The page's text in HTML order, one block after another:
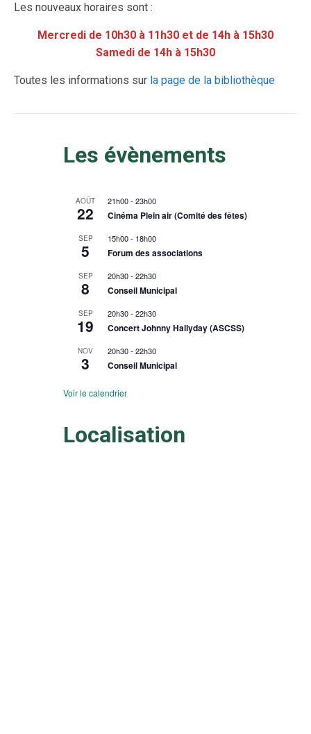
Les nouveaux horaires sont :
Mercredi de 10h30 à 11h30 et de 14h à 15h30
Samedi de 14h à 15h30
Toutes les informations sur la page de la bibliothèque
Les évènements
AOÛT
22
21h00-23h00
Cinéma Plein air (Comité des fêtes)
SEP
5
15h00- 18h00
Forum des associations
SEP
8
20h30-22h30
Conseil Municipal
SEP
19
20h30-22h30
Concert Johnny Hallyday (ASCSS)
NOV
3
20h30-22h30
Conseil Municipal
Voir le calendrier
Localisation